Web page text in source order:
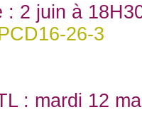
: 2 juin à
26-3
: mardi 12